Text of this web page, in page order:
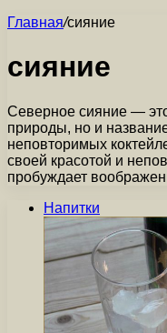
Главная/сияние
сияние
Северное сияние —
природы, но и
неповторимых
своей красотой и
пробуждает
Напитки